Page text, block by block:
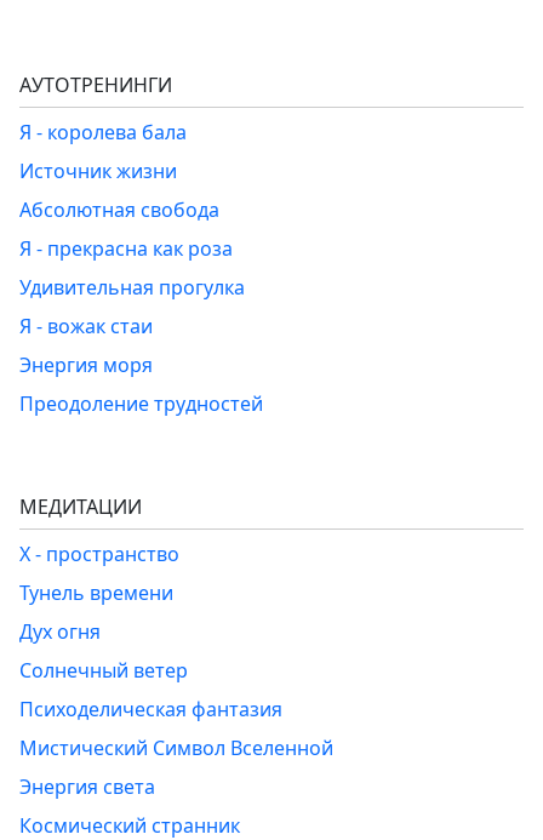
АУТОТРЕНИНГИ
Я - королева бала
Источник жизни
Абсолютная свобода
Я - прекрасна как роза
Удивительная прогулка
Я - вожак стаи
Энергия моря
Преодоление трудностей
МЕДИТАЦИИ
Х - пространство
Тунель времени
Дух огня
Солнечный ветер
Психоделическая фантазия
Мистический Символ Вселенной
Энергия света
Космический странник